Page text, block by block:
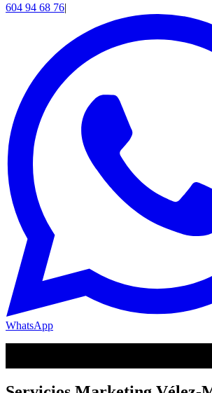
604 94 68 76|
WhatsApp